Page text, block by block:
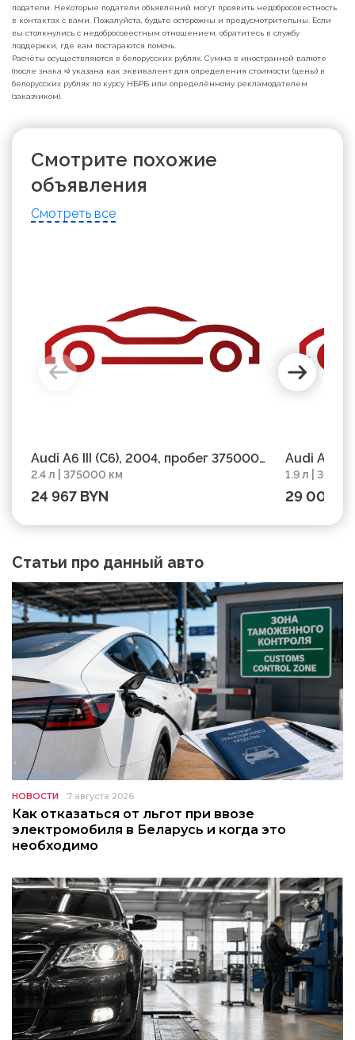
податели. Некоторые податели объявлений могут проявить недобросовестность
в контактах с вами. Пожалуйста, будьте осторожны и предусмотрительны. Если
вы столкнулись с недобросовестным отношением, обратитесь в службу
поддержки, где вам постараются помочь.
Расчёты осуществляются в белорусских рублях. Сумма в иностранной валюте
(после знака ≈) указана как эквивалент для определения стоимости (цены) в
белорусских рублях по курсу НБРБ или определённому рекламодателем
(заказчиком).
Смотрите похожие
объявления
Смотреть все
Audi A6 III (C6), 2004, пробег 375000
км
2.4 л | 375000 км
24 967 BYN
Audi A6
303650 км
1.9 л |
29 003
Статьи про данный авто
НОВОСТИ 7 августа 2026
Как отказаться от льгот при ввозе
электромобиля в Беларусь и когда это
необходимо